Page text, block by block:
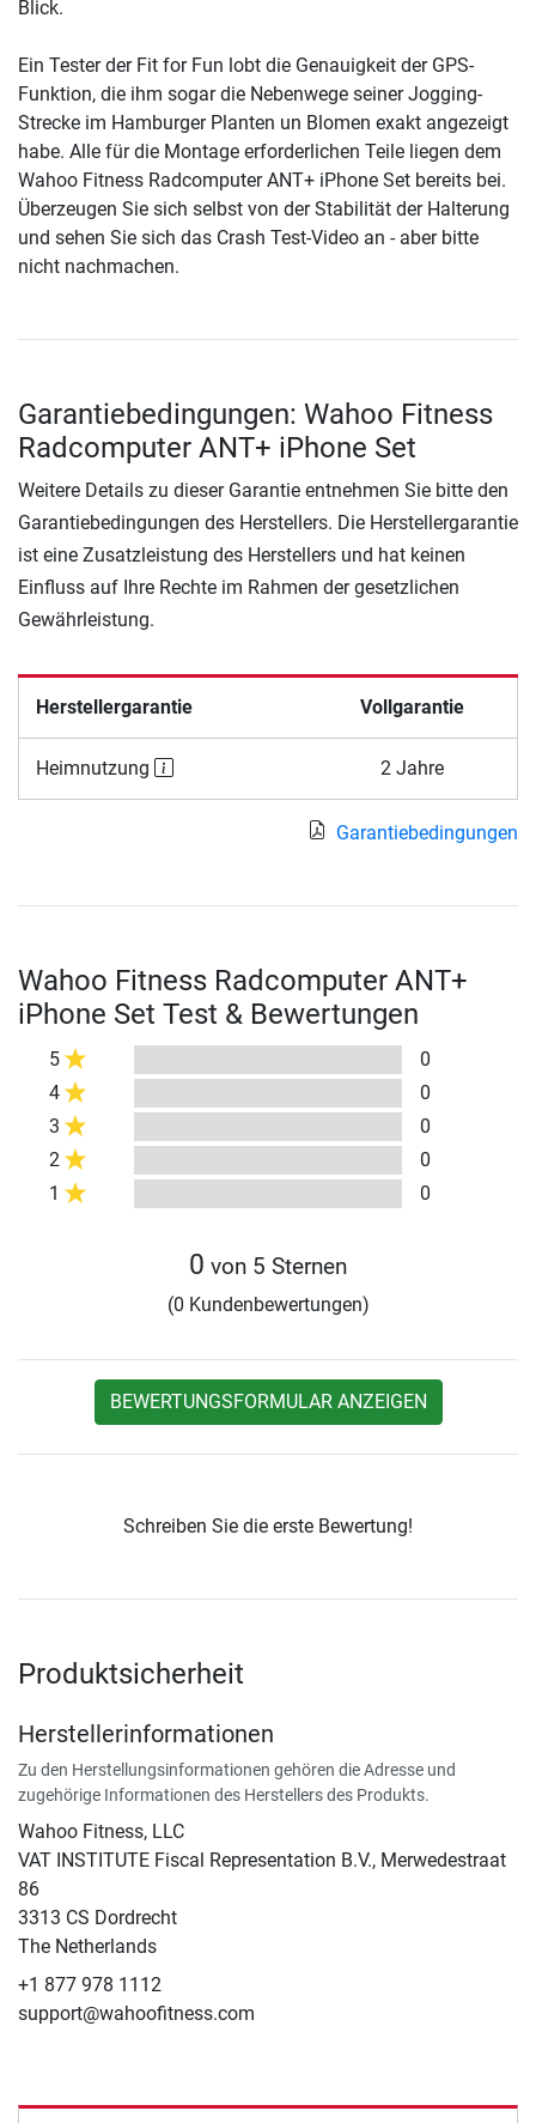
Blick.
Ein Tester der Fit for Fun lobt die Genauigkeit der GPS-
Funktion, die ihm sogar die Nebenwege seiner Jogging-
Strecke im Hamburger Planten un Blomen exakt angezeigt
habe. Alle für die Montage erforderlichen Teile liegen dem
Wahoo Fitness Radcomputer ANT+ iPhone Set bereits bei.
Überzeugen Sie sich selbst von der Stabilität der Halterung
und sehen Sie sich das Crash Test-Video an - aber bitte
nicht nachmachen.
Garantiebedingungen: Wahoo Fitness
Radcomputer ANT+ iPhone Set
Weitere Details zu dieser Garantie entnehmen Sie bitte den
Garantiebedingungen des Herstellers. Die Herstellergarantie
ist eine Zusatzleistung des Herstellers und hat keinen
Einfluss auf Ihre Rechte im Rahmen der gesetzlichen
Gewährleistung.
Herstellergarantie Vollgarantie
Heimnutzung 2 Jahre
Garantiebedingungen
Wahoo Fitness Radcomputer ANT+
iPhone Set Test & Bewertungen
5
0
4
0
3
0
2
0
1
0
0 von 5 Sternen
(0 Kundenbewertungen)
BEWERTUNGSFORMULAR ANZEIGEN
Schreiben Sie die erste Bewertung!
Produktsicherheit
Herstellerinformationen
Zu den Herstellungsinformationen gehören die Adresse und
zugehörige Informationen des Herstellers des Produkts.
Wahoo Fitness, LLC
VAT INSTITUTE Fiscal Representation B.V., Merwedestraat
86
3313 CS Dordrecht
The Netherlands
+1 877 978 1112
support@wahoofitness.com